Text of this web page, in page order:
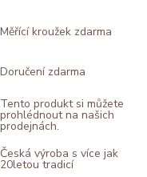
Měřící kroužek zdarma
Doručení zdarma
Tento produkt si můžete
prohlédnout na našich
prodejnách.
Česká výroba s více jak
20letou tradicí